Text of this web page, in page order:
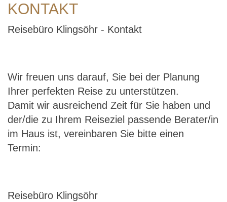
KONTAKT
Reisebüro Klingsöhr - Kontakt
Wir freuen uns darauf, Sie bei der Planung
Ihrer perfekten Reise zu unterstützen.
Damit wir ausreichend Zeit für Sie haben und
der/die zu Ihrem Reiseziel passende Berater/in
im Haus ist, vereinbaren Sie bitte einen
Termin:
Reisebüro Klingsöhr